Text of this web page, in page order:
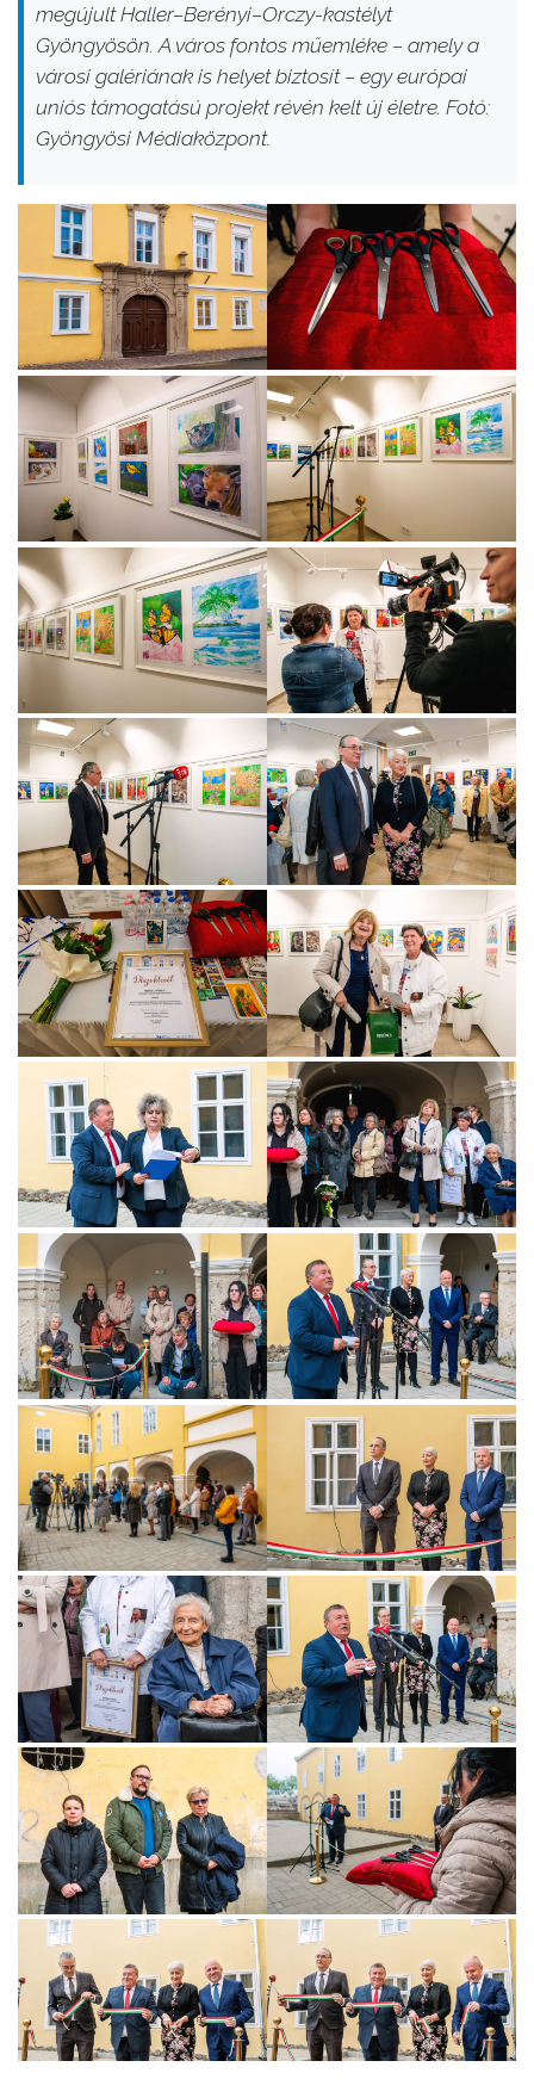
megújult Haller–Berényi–Orczy-kastélyt
Gyöngyösön. A város fontos műemléke – amely a
városi galériának is helyet biztosít – egy európai
uniós támogatású projekt révén kelt új életre. Fotó:
Gyöngyösi Médiaközpont.